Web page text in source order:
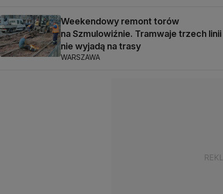
Weekendowy remont torów
na Szmulowiźnie. Tramwaje trzech linii
nie wyjadą na trasy
WARSZAWA